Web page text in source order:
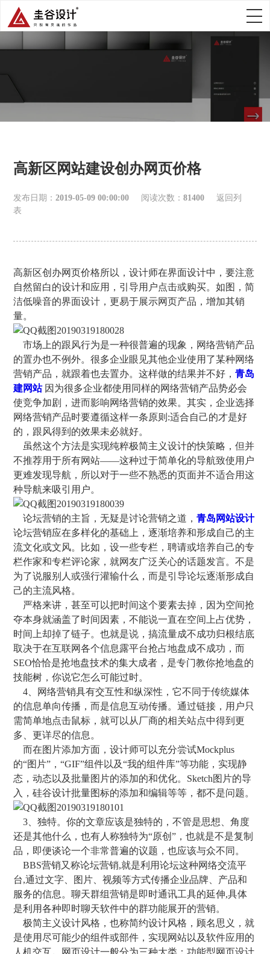
高新区网站建设创办网页价格
发布日期：2019-05-09 00:00:00 阅读次数：81400
返回列
表
高新区创办网页价格所以，设计师在界面设计中，要注意
自然留白的设计和应用，引导用户点击或购买。如图，简
洁低噪音的界面设计，更易于展示网页产品，增加其销
量。
市场上的跟风行为是一种很普遍的现象，网络营销产品
的置办也不例外。很多企业眼见其他企业使用了某种网络
营销产品，就跟着也去置办。这样做的结果并不好，青岛
建网站因为很多企业都使用同样的网络营销产品势必会
使竞争加剧，进而影响网络营销的效果。其实，企业选择
网络营销产品时要遵循这样一条原则:适合自己的才是好
的，跟风得到的效果未必就好。
虽然这个方法是实现纯粹极简主义设计的快策略，但并
不推荐用于所有网站——这种过于简单化的导航致使用户
更难发现导航，所以对于一些不熟悉的页面并不适合用这
种导航来吸引用户。
论坛营销的主旨，无疑是讨论营销之道，青岛网站设计
论坛营销应在多样化的基础上，逐渐培养和形成自己的主
流文化或文风。比如，设一些专栏，聘请或培养自己的专
栏作家和专栏评论家，就网友广泛关心的话题发言。不是
为了说服别人或强行灌输什么，而是引导论坛逐渐形成自
己的主流风格。
严格来讲，甚至可以把时间这个要素去掉，因为空间抢
夺本身就涵盖了时间因素，不能说一直在空间上占优势，
时间上却掉了链子。也就是说，搞流量成不成功归根结底
取决于在互联网各个信息露平台抢占地盘成不成功，而
SEO恰恰是抢地盘技术的集大成者，是专门教你抢地盘的
技能树，你说它怎么可能过时。
4、网络营销具有交互性和纵深性，它不同于传统媒体
的信息单向传播，而是信息互动传播。通过链接，用户只
需简单地点击鼠标，就可以从厂商的相关站点中得到更
多、更详尽的信息。
而在图片添加方面，设计师可以充分尝试Mockplus
的“图片”，“GIF”组件以及“我的组件库”等功能，实现静
态，动态以及批量图片的添加的和优化。Sketch图片的导
入，硅谷设计批量图标的添加和编辑等等，都不是问题。
3、独特。你的文章应该是独特的，不管是思想、角度
还是其他什么，也有人称独特为“原创”，也就是不是复制
品，即便谈论一个非常普遍的议题，也应该与众不同。
BBS营销又称论坛营销,就是利用论坛这种网络交流平
台,通过文字、图片、视频等方式传播企业品牌、产品和
服务的信息。聊天群组营销是即时通讯工具的延伸,具体
是利用各种即时聊天软件中的群功能展开的营销。
极简主义设计风格，也称简约设计风格，顾名思义，就
是使用尽可能少的组件或部件，实现网站以及软件应用的
人机交互。网页设计一般分为三种大类：功能型网页设计